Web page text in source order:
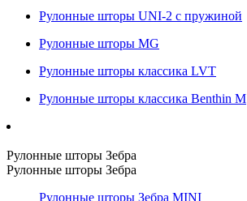
Рулонные шторы UNI-2 с пружиной
Рулонные шторы MG
Рулонные шторы классика LVT
Рулонные шторы классика Benthin M
Рулонные шторы Зебра
Рулонные шторы Зебра
Рулонные шторы Зебра MINI